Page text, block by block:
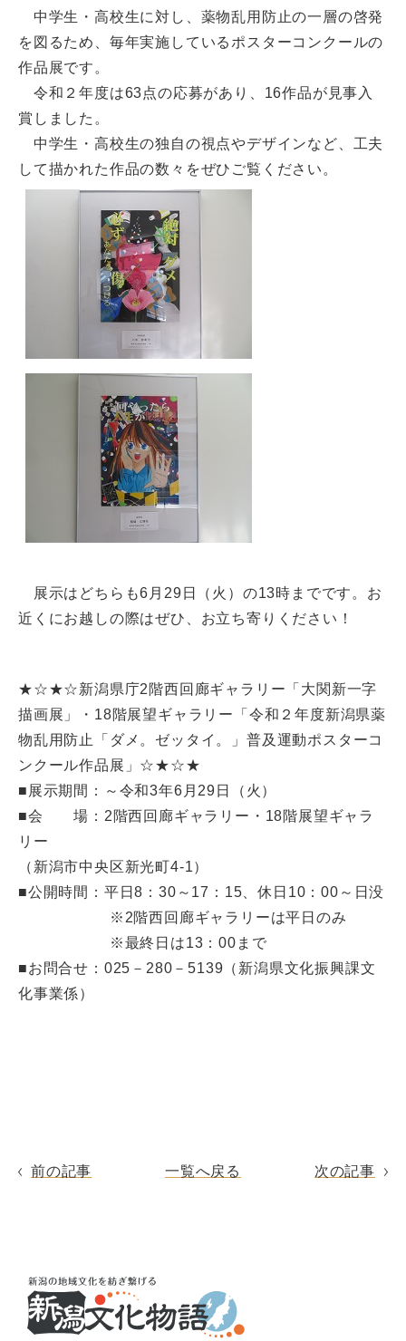
中学生・高校生に対し、薬物乱用防止の一層の啓発
を図るため、毎年実施しているポスターコンクールの
作品展です。
令和２年度は63点の応募があり、16作品が見事入
賞しました。
中学生・高校生の独自の視点やデザインなど、工夫
して描かれた作品の数々をぜひご覧ください。
展示はどちらも6月29日（火）の13時までです。お
近くにお越しの際はぜひ、お立ち寄りください！
★☆★☆新潟県庁2階西回廊ギャラリー「大関新一字
描画展」・18階展望ギャラリー「令和２年度新潟県薬
物乱用防止「ダメ。ゼッタイ。」普及運動ポスターコ
ンクール作品展」☆★☆★
■展示期間：～令和3年6月29日（火）
■会 場：2階西回廊ギャラリー・18階展望ギャラ
リー
（新潟市中央区新光町4-1）
■公開時間：平日8：30～17：15、休日10：00～日没
※2階西回廊ギャラリーは平日のみ
※最終日は13：00まで
■お問合せ：025－280－5139（新潟県文化振興課文
化事業係）
前の記事 一覧へ戻る 次の記事